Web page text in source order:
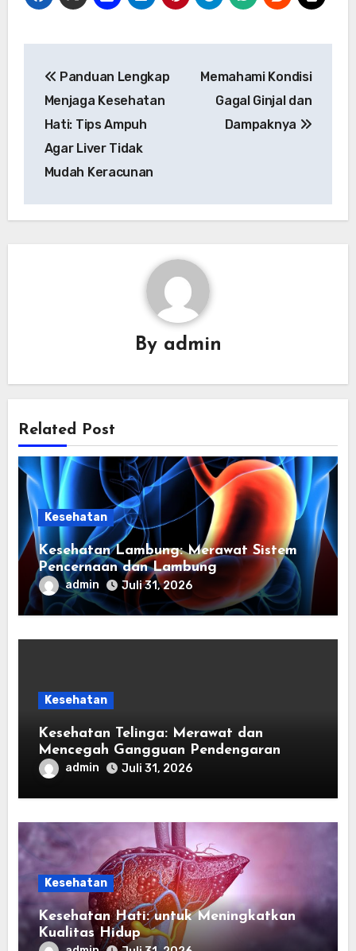
pos
Panduan Lengkap
Menjaga Kesehatan
Hati: Tips Ampuh
Agar Liver Tidak
Mudah Keracunan
Memahami Kondisi
Gagal Ginjal dan
Dampaknya
By admin
Related Post
Kesehatan
Kesehatan Lambung: Merawat Sistem
Pencernaan dan Lambung
admin Juli 31, 2026
Kesehatan
Kesehatan Telinga: Merawat dan
Mencegah Gangguan Pendengaran
admin Juli 31, 2026
Kesehatan
Kesehatan Hati: untuk Meningkatkan
Kualitas Hidup